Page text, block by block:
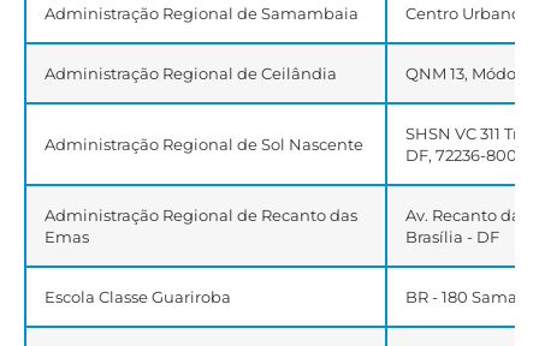
Administração Regional de Samambaia Centro Urbano -
Administração Regional de Ceilândia QNM 13, Módolo
Administração Regional de Sol Nascente
SHSN VC 311
DF, 72236-800
Administração Regional de Recanto das
Emas
Av. Recanto das
Brasília - DF
Escola Classe Guariroba BR - 180